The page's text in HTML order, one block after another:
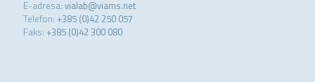
E-adresa: vialab@viams.net
Telefon: +385 (0)42 250 057
Faks: +385 (0)42 300 080